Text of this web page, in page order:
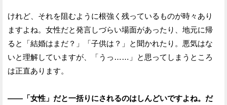
けれど、それを阻むように根強く残っているものが時々あり
ますよね。女性だと発言しづらい場面があったり、地元に帰
ると「結婚はまだ？」「子供は？」と聞かれたり。悪気はな
いと理解していますが、「うっ……」と思ってしまうところ
は正直あります。
——「女性」だと一括りにされるのはしんどいですよね。だ